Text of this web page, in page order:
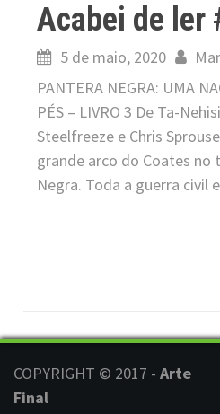
Acabei de ler
5 de maio, 2020
PANTERA NEGRA: UMA
PÉS – LIVRO 3 De Ta-
Steelfreeze e Chris
grande arco do Coates no
Negra. Toda a guerra civil
COPYRIGHT © 2017 - Arte
Final